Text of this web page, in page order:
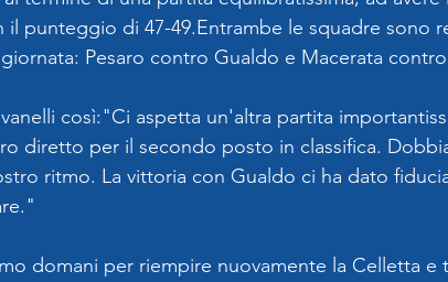
il punteggio di 47-49.Entrambe le squadre sono
Pesaro contro Gualdo e Macerata
così:"Ci aspetta un'altra partita
diretto per il secondo posto in classifica.
ritmo. La vittoria con Gualdo ci ha dato
domani per riempire nuovamente la Celletta e